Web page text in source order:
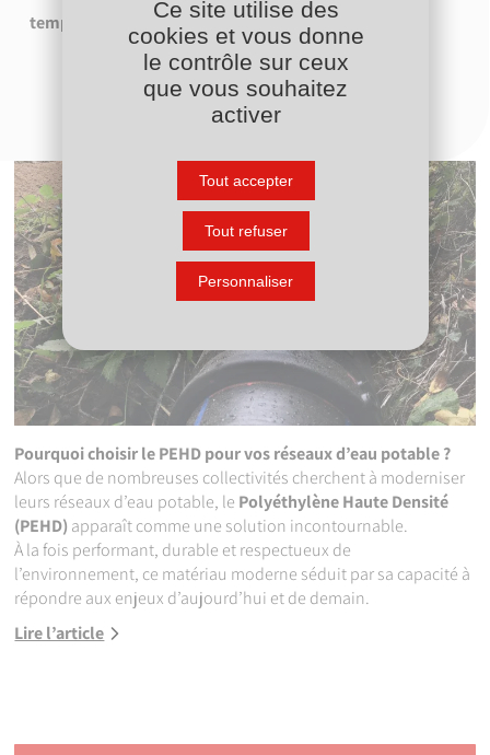
températures extrêmes
Faible coût d'entretien
Pourquoi choisir le PEHD pour vos réseaux d’eau potable ?
Alors que de nombreuses collectivités cherchent à moderniser
leurs réseaux d’eau potable, le Polyéthylène Haute Densité
(PEHD) apparaît comme une solution incontournable.
À la fois performant, durable et respectueux de
l’environnement, ce matériau moderne séduit par sa capacité à
répondre aux enjeux d’aujourd’hui et de demain.
Lire l’article
Ce site utilise des
cookies et vous donne
le contrôle sur ceux
que vous souhaitez
activer
Tout accepter
Tout refuser
Personnaliser